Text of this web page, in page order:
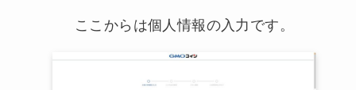
ここからは個人情報の入力です。